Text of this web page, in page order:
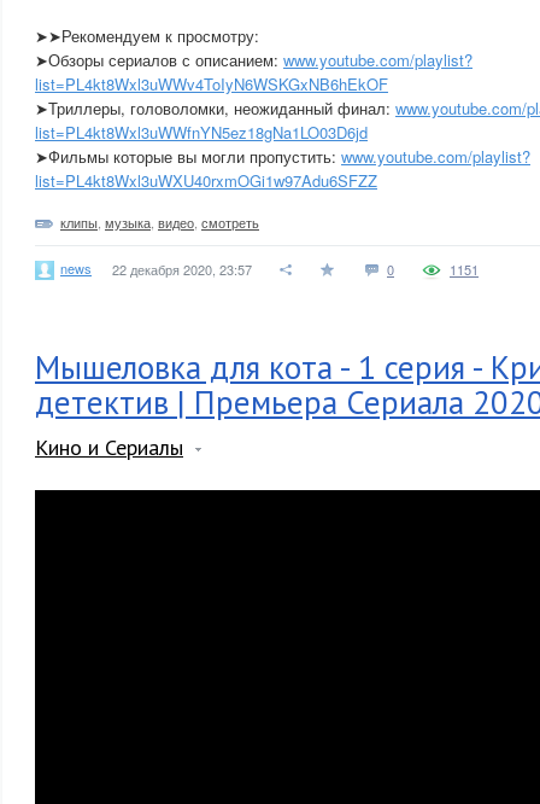
➤➤Рекомендуем к просмотру:
➤Обзоры сериалов с описанием: www.youtube.com/playlist?
list=PL4kt8Wxl3uWWv4ToIyN6WSKGxNB6hEkOF
➤Триллеры, головоломки, неожиданный финал: www.youtube.com/
list=PL4kt8Wxl3uWWfnYN5ez18gNa1LO03D6jd
➤Фильмы которые вы могли пропустить: www.youtube.com/playlist?
list=PL4kt8Wxl3uWXU40rxmOGi1w97Adu6SFZZ
клипы музыка видео смотреть
news 22 декабря 2020, 23:57 0 1151
Мышеловка для кота - 1 серия -
детектив | Премьера Сериала
Кино и Сериалы